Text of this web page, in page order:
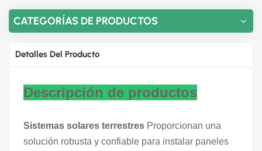
CATEGORÍAS DE PRODUCTOS
Detalles Del Producto
Descripción de productos
Sistemas solares terrestres Proporcionan una
solución robusta y confiable para instalar paneles